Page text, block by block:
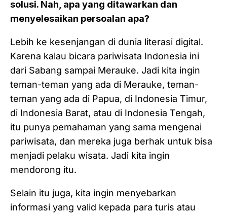
solusi. Nah, apa yang ditawarkan dan
menyelesaikan persoalan apa?
Lebih ke kesenjangan di dunia literasi digital.
Karena kalau bicara pariwisata Indonesia ini
dari Sabang sampai Merauke. Jadi kita ingin
teman-teman yang ada di Merauke, teman-
teman yang ada di Papua, di Indonesia Timur,
di Indonesia Barat, atau di Indonesia Tengah,
itu punya pemahaman yang sama mengenai
pariwisata, dan mereka juga berhak untuk bisa
menjadi pelaku wisata. Jadi kita ingin
mendorong itu.
Selain itu juga, kita ingin menyebarkan
informasi yang valid kepada para turis atau